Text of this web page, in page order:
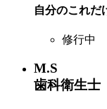
自分のこれだ
修行中
M.S
歯科衛生士